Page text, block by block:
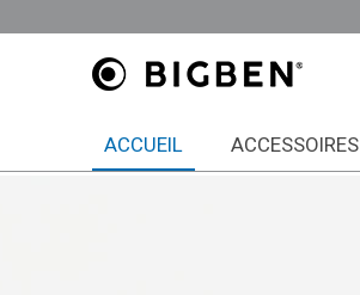
ACCUEIL ACCESSOIRES